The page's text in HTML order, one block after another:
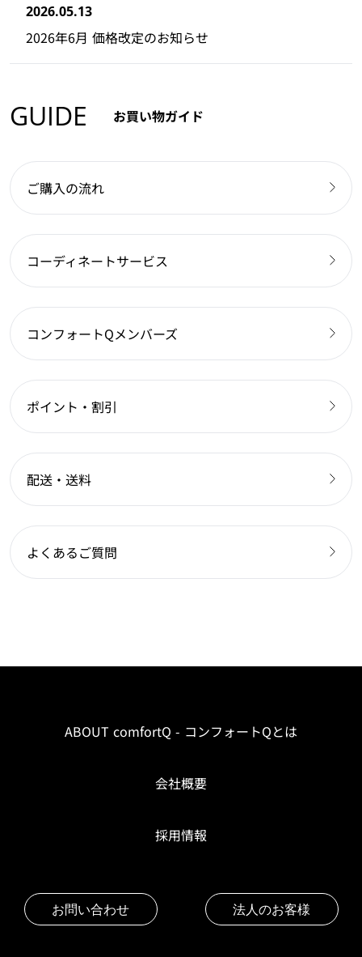
2026.05.13
2026年6月 価格改定のお知らせ
GUIDE お買い物ガイド
ご購入の流れ
コーディネートサービス
コンフォートQメンバーズ
ポイント・割引
配送・送料
よくあるご質問
ABOUT comfortQ - コンフォートQとは
会社概要
採用情報
お問い合わせ 法人のお客様